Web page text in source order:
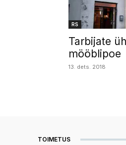
RS
Tarbijate
mööblipoe
13. dets. 2018
TOIMETUS